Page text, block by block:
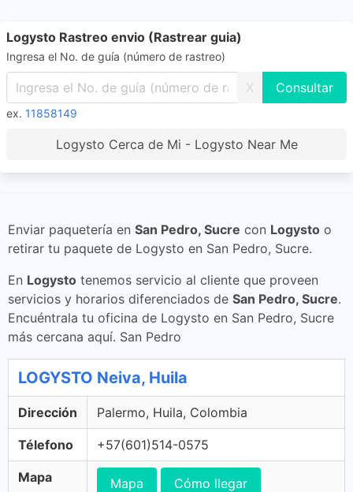
Logysto Rastreo envio (Rastrear guia)
Ingresa el No. de guía (número de rastreo)
X
ex. 11858149
Logysto Cerca de Mi - Logysto Near Me
Enviar paquetería en San Pedro, Sucre con Logysto o
retirar tu paquete de Logysto en San Pedro, Sucre.
En Logysto tenemos servicio al cliente que proveen
servicios y horarios diferenciados de San Pedro, Sucre.
Encuéntrala tu oficina de Logysto en San Pedro, Sucre
más cercana aquí. San Pedro
LOGYSTO Neiva, Huila
Dirección Palermo, Huila, Colombia
Télefono +57(601)514-0575
Mapa Mapa Cómo llegar